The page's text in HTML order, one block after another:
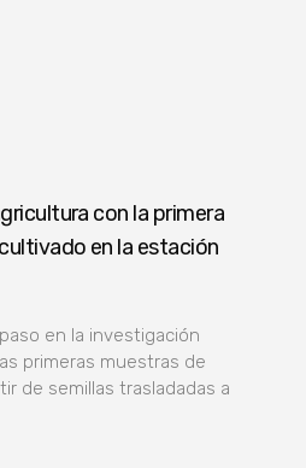
con la primera
en la estación
en la investigación
primeras muestras de
de semillas trasladadas a